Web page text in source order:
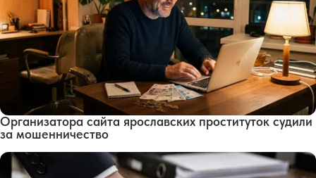
Организатора сайта ярославских проституток судили
за мошенничество